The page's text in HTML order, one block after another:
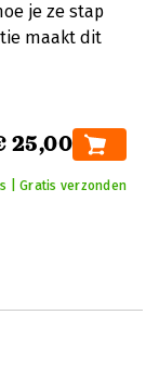
je ze stap
maakt dit
25,00
| Gratis verzonden